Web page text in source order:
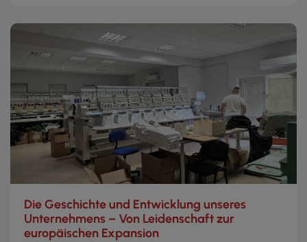
Die Geschichte und Entwicklung unseres
Unternehmens – Von Leidenschaft zur
europäischen Expansion